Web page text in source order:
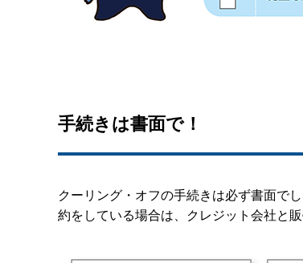
手続きは書面で！
クーリング・オフの手続きは必ず書面で
約をしている場合は、クレジット会社と